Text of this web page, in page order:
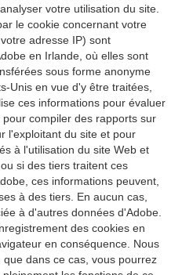
votre utilisation du site.
le cookie concernant votre
adresse IP) sont
en Irlande, où elles sont
sous forme anonyme
Unis en vue d'y être traitées,
ces informations pour évaluer
compiler des rapports sur
l'exploitant du site et pour
à l'utilisation du site Web et
si des tiers traitent ces
ces informations peuvent,
à des tiers. En aucun cas,
à d'autres données d'Adobe.
des cookies en
en conséquence. Nous
dans ce cas, vous pourrez